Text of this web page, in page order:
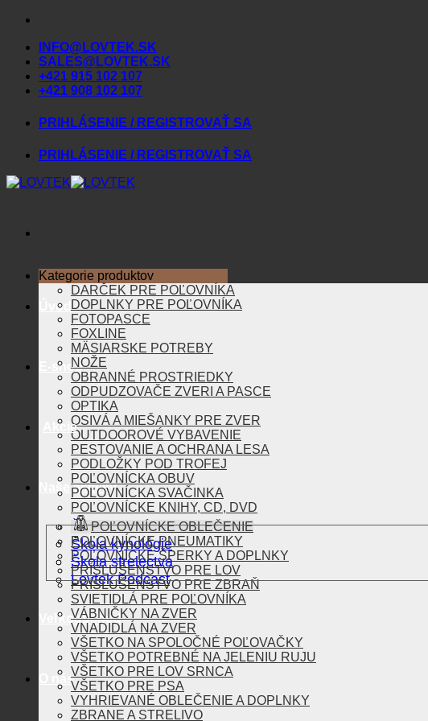
Skip
contentINFO@LOVTEK.SK
SALES@LOVTEK.SK
+421 915 102 107
+421 908 102 107
PRIHLÁSENIE / REGISTROVAŤ SA
PRIHLÁSENIE / REGISTROVAŤ SA
Úvod
E-shop
Akcie
Naše aktivity
Škola vábenia
Škola kynológie
Škola strelectva
Lovtek Podcast
Veľkoobchod
O nás
Kategorie produktov
DARČEK PRE POĽOVNÍKA
DOPLNKY PRE POĽOVNÍKA
FOTOPASCE
FOXLINE
MÄSIARSKE POTREBY
NOŽE
OBRANNÉ PROSTRIEDKY
ODPUDZOVAČE ZVERI A PASCE
OPTIKA
OSIVÁ A MIEŠANKY PRE ZVER
OUTDOOROVÉ VYBAVENIE
PESTOVANIE A OCHRANA LESA
PODLOŽKY POD TROFEJ
POĽOVNÍCKA OBUV
POĽOVNÍCKA SVAČINKA
POĽOVNÍCKE KNIHY, CD, DVD
POĽOVNÍCKE OBLEČENIE
POĽOVNÍCKE PNEUMATIKY
POĽOVNÍCKE ŠPERKY A DOPLNKY
PRÍSLUŠENSTVO PRE LOV
PRÍSLUŠENSTVO PRE ZBRAŇ
SVIETIDLÁ PRE POĽOVNÍKA
VÁBNIČKY NA ZVER
VNADIDLÁ NA ZVER
VŠETKO NA SPOLOČNÉ POĽOVAČKY
VŠETKO POTREBNÉ NA JELENIU RUJU
VŠETKO PRE LOV SRNCA
VŠETKO PRE PSA
VYHRIEVANÉ OBLEČENIE A DOPLNKY
ZBRANE A STRELIVO